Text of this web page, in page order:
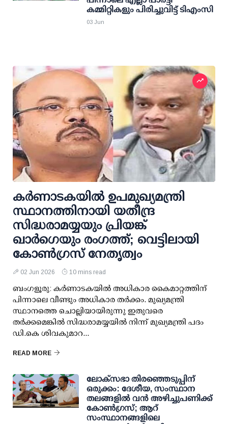
കമ്മിറ്റികളും പിരിച്ചുവിട്ട് ടിഎംസി
03 Jun
കര്‍ണാടകയില്‍ ഉപമുഖ്യമന്ത്രി
സ്ഥാനത്തിനായി യതീന്ദ്ര
സിദ്ധരാമയ്യയും പ്രിയങ്ക്
ഖാര്‍ഗെയും രംഗത്ത്; വെട്ടിലായി
കോണ്‍ഗ്രസ് നേതൃത്വം
02 Jun 2026 10 mins read
ബംഗളൂരു: കര്‍ണാടകയില്‍ അധികാര കൈമാറ്റത്തിന്
പിന്നാലെ വീണ്ടും അധികാര തര്‍ക്കം. മുഖ്യമന്ത്രി
സ്ഥാനത്തെ ചൊല്ലിയായിരുന്നു ഇതുവരെ
തര്‍ക്കമെങ്കില്‍ സിദ്ധരാമയ്യയില്‍ നിന്ന് മുഖ്യമന്ത്രി പദം
ഡി.കെ ശിവകുമാറ...
READ MORE
ലോക്‌സഭാ തിരഞ്ഞെടുപ്പിന്
ഒരുക്കം: ദേശീയ, സംസ്ഥാന
തലങ്ങളില്‍ വന്‍ അഴിച്ചുപണിക്ക്
കോണ്‍ഗ്രസ്; ആറ്
സംസ്ഥാനങ്ങളിലെ